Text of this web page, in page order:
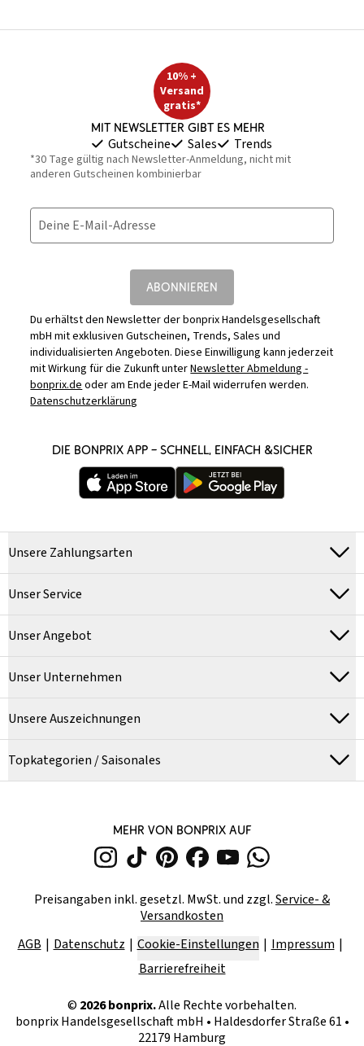
10% +
Versand
gratis*
Mit Newsletter gibt es mehr
Gutscheine Sales Trends
*30 Tage gültig nach Newsletter-Anmeldung, nicht mit
anderen Gutscheinen kombinierbar
Deine E-Mail-Adresse
ABONNIEREN
Du erhältst den Newsletter der bonprix Handelsgesellschaft
mbH mit exklusiven Gutscheinen, Trends, Sales und
individualisierten Angeboten. Diese Einwilligung kann jederzeit
mit Wirkung für die Zukunft unterNewsletter Abmeldung -
bonprix.deoder am Ende jeder E-Mail widerrufen werden.
Datenschutzerklärung
DIE BONPRIX APP – SCHNELL, EINFACH &SICHER
Unsere Zahlungsarten
Unser Service
Unser Angebot
Unser Unternehmen
Unsere Auszeichnungen
Topkategorien / Saisonales
MEHR VON BONPRIX AUF
Preisangaben inkl. gesetzl. MwSt. und zzgl.Service- &
Versandkosten
AGB
Datenschutz Cookie-Einstellungen
Impressum
Barrierefreiheit
© 2026bonprix.Alle Rechte vorbehalten.
bonprix Handelsgesellschaft mbH • Haldesdorfer Straße 61 •
22179 Hamburg